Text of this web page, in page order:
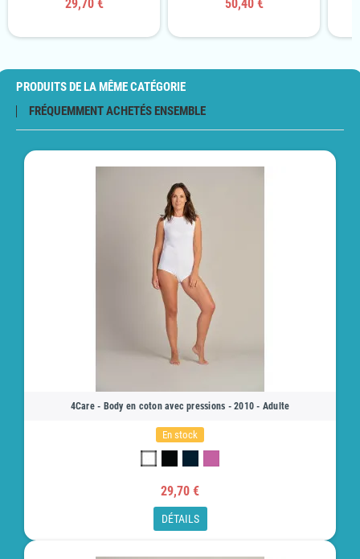
29,70 € 50,40 €
PRODUITS DE LA MÊME CATÉGORIE
FRÉQUEMMENT ACHETÉS ENSEMBLE
4Care - Body en coton avec pressions - 2010 - Adulte
En stock
29,70 €
DÉTAILS